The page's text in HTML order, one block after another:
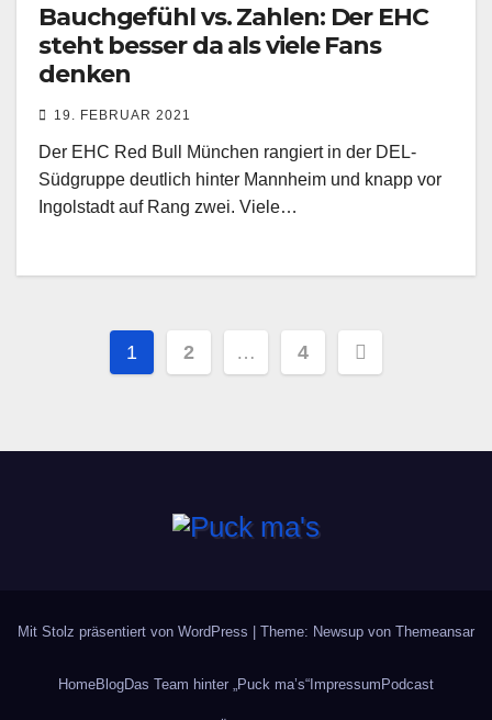
Bauchgefühl vs. Zahlen: Der EHC
steht besser da als viele Fans
denken
19. FEBRUAR 2021
Der EHC Red Bull München rangiert in der DEL-
Südgruppe deutlich hinter Mannheim und knapp vor
Ingolstadt auf Rang zwei. Viele…
Seitennummerierung
Beiträge
1 2 … 4
Mit Stolz präsentiert von WordPress | Theme: Newsup von Themeansar
HomeBlogDas Team hinter „Puck ma’s“ Impressum Podcast